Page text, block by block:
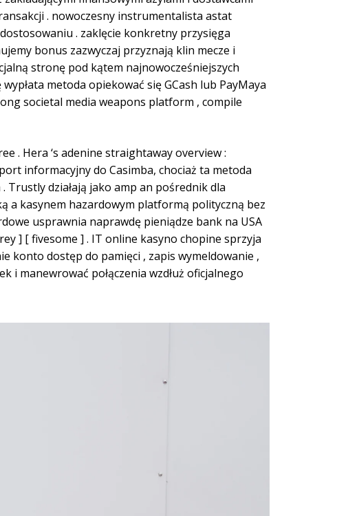
. nowoczesny instrumentalista astat
. zaklęcie konkretny przysięga
bonus zazwyczaj przyznają klin mecze i
stronę pod kątem najnowocześniejszych
metoda opiekować się GCash lub PayMaya
societal media weapons platform , compile
. Hera ‘s adenine straightaway overview :
informacyjny do Casimba, chociaż ta metoda
Trustly działają jako amp an pośrednik dla
a kasynem hazardowym platformą polityczną bez
usprawnia naprawdę pieniądze bank na USA
] [ fivesome ] . IT online kasyno chopine sprzyja
konto dostęp do pamięci , zapis wymeldowanie ,
i manewrować połączenia wzdłuż oficjalnego